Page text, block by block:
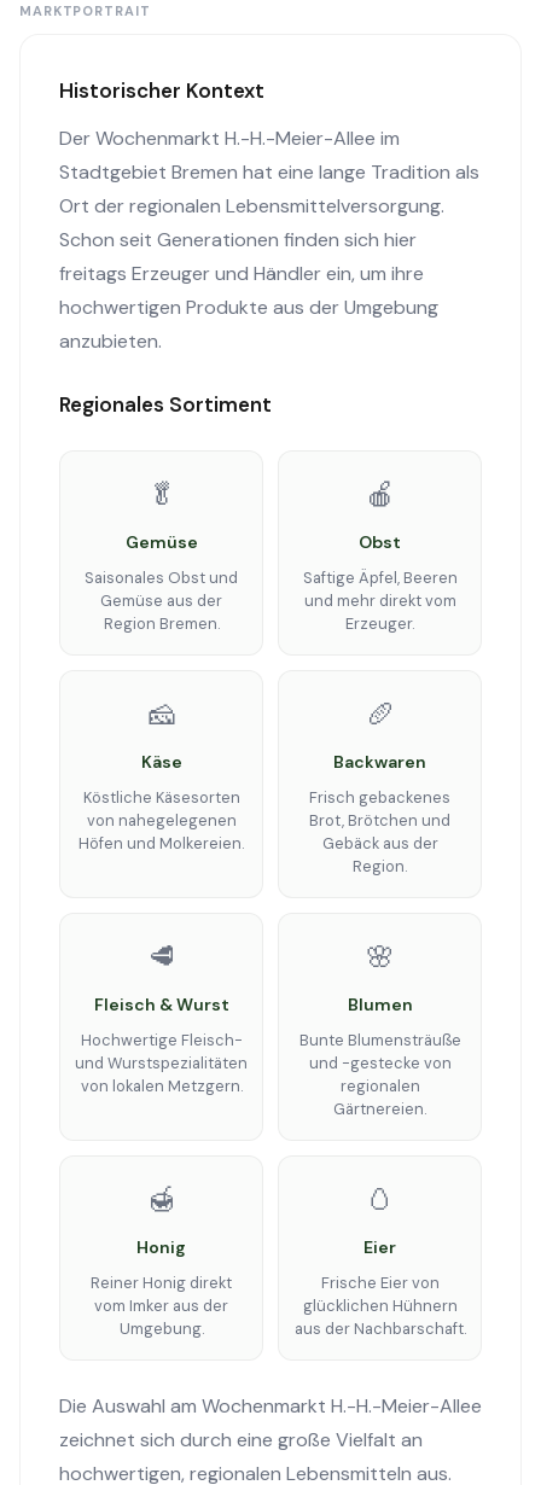
MARKTPORTRAIT
Historischer Kontext
Der Wochenmarkt H.-H.-Meier-Allee im
Stadtgebiet Bremen hat eine lange Tradition als
Ort der regionalen Lebensmittelversorgung.
Schon seit Generationen finden sich hier
freitags Erzeuger und Händler ein, um ihre
hochwertigen Produkte aus der Umgebung
anzubieten.
Regionales Sortiment
🥬
Gemüse
Saisonales Obst und
Gemüse aus der
Region Bremen.
🍎
Obst
Saftige Äpfel, Beeren
und mehr direkt vom
Erzeuger.
🧀
Käse
Köstliche Käsesorten
von nahegelegenen
Höfen und Molkereien.
🥖
Backwaren
Frisch gebackenes
Brot, Brötchen und
Gebäck aus der
Region.
🥩
Fleisch & Wurst
Hochwertige Fleisch-
und Wurstspezialitäten
von lokalen Metzgern.
🌸
Blumen
Bunte Blumensträuße
und -gestecke von
regionalen
Gärtnereien.
🍯
Honig
Reiner Honig direkt
vom Imker aus der
Umgebung.
🥚
Eier
Frische Eier von
glücklichen Hühnern
aus der Nachbarschaft.
Die Auswahl am Wochenmarkt H.-H.-Meier-Allee
zeichnet sich durch eine große Vielfalt an
hochwertigen, regionalen Lebensmitteln aus.